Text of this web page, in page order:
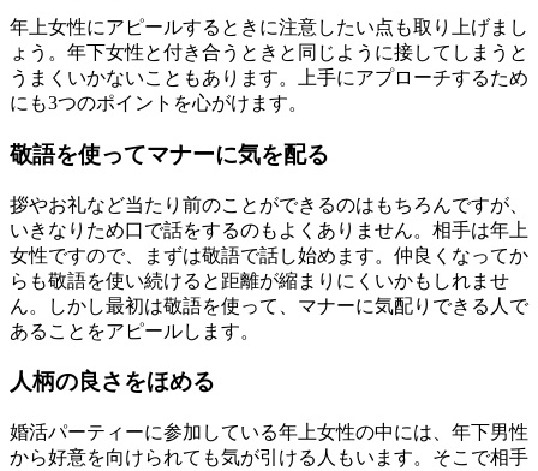
年上女性にアピールするときに注意したい点も取り上げまし
ょう。年下女性と付き合うときと同じように接してしまうと
うまくいかないこともあります。上手にアプローチするため
にも3つのポイントを心がけます。
敬語を使ってマナーに気を配る
拶やお礼など当たり前のことができるのはもちろんですが、
いきなりため口で話をするのもよくありません。相手は年上
女性ですので、まずは敬語で話し始めます。仲良くなってか
らも敬語を使い続けると距離が縮まりにくいかもしれませ
ん。しかし最初は敬語を使って、マナーに気配りできる人で
あることをアピールします。
人柄の良さをほめる
婚活パーティーに参加している年上女性の中には、年下男性
から好意を向けられても気が引ける人もいます。そこで相手